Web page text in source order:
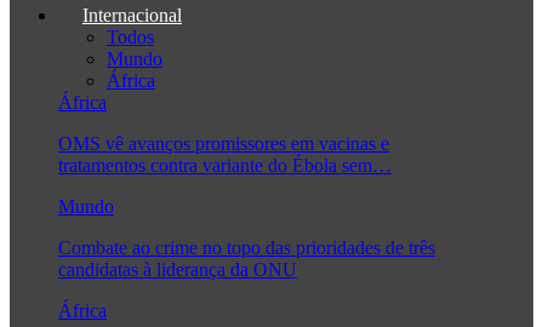
Internacional
Todos
Mundo
África
África
OMS vê avanços promissores em vacinas e
tratamentos contra variante do Ébola sem…
Mundo
Combate ao crime no topo das prioridades de três
candidatas à liderança da ONU
África